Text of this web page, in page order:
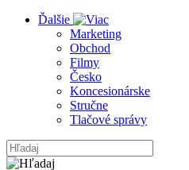
Ďalšie
Marketing
Obchod
Filmy
Česko
Koncesionárske
Stručne
Tlačové správy